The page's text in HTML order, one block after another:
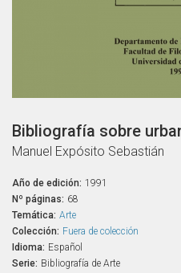
Bibliografía sobre
Manuel Expósito Sebastián
Año de edición: 1991
Nº páginas: 68
Temática: Arte
Colección: Fuera de colección
Idioma: Español
Serie: Bibliografía de Arte